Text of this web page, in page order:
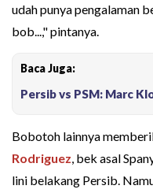
udah punya pengalaman
bob...," pintanya.
Baca Juga:
Persib vs PSM: Marc
Bobotoh lainnya
Rodriguez, bek asal
lini belakang Persib.